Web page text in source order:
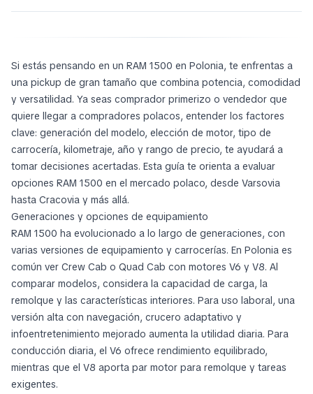
Si estás pensando en un RAM 1500 en Polonia, te enfrentas a
una pickup de gran tamaño que combina potencia, comodidad
y versatilidad. Ya seas comprador primerizo o vendedor que
quiere llegar a compradores polacos, entender los factores
clave: generación del modelo, elección de motor, tipo de
carrocería, kilometraje, año y rango de precio, te ayudará a
tomar decisiones acertadas. Esta guía te orienta a evaluar
opciones RAM 1500 en el mercado polaco, desde Varsovia
hasta Cracovia y más allá.
Generaciones y opciones de equipamiento
RAM 1500 ha evolucionado a lo largo de generaciones, con
varias versiones de equipamiento y carrocerías. En Polonia es
común ver Crew Cab o Quad Cab con motores V6 y V8. Al
comparar modelos, considera la capacidad de carga, la
remolque y las características interiores. Para uso laboral, una
versión alta con navegación, crucero adaptativo y
infoentretenimiento mejorado aumenta la utilidad diaria. Para
conducción diaria, el V6 ofrece rendimiento equilibrado,
mientras que el V8 aporta par motor para remolque y tareas
exigentes.